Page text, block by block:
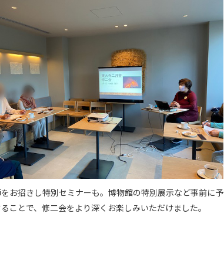
お招きし特別セミナーも。博物館の特別展示など事前に予
ことで、修二会をより深くお楽しみいただけました。